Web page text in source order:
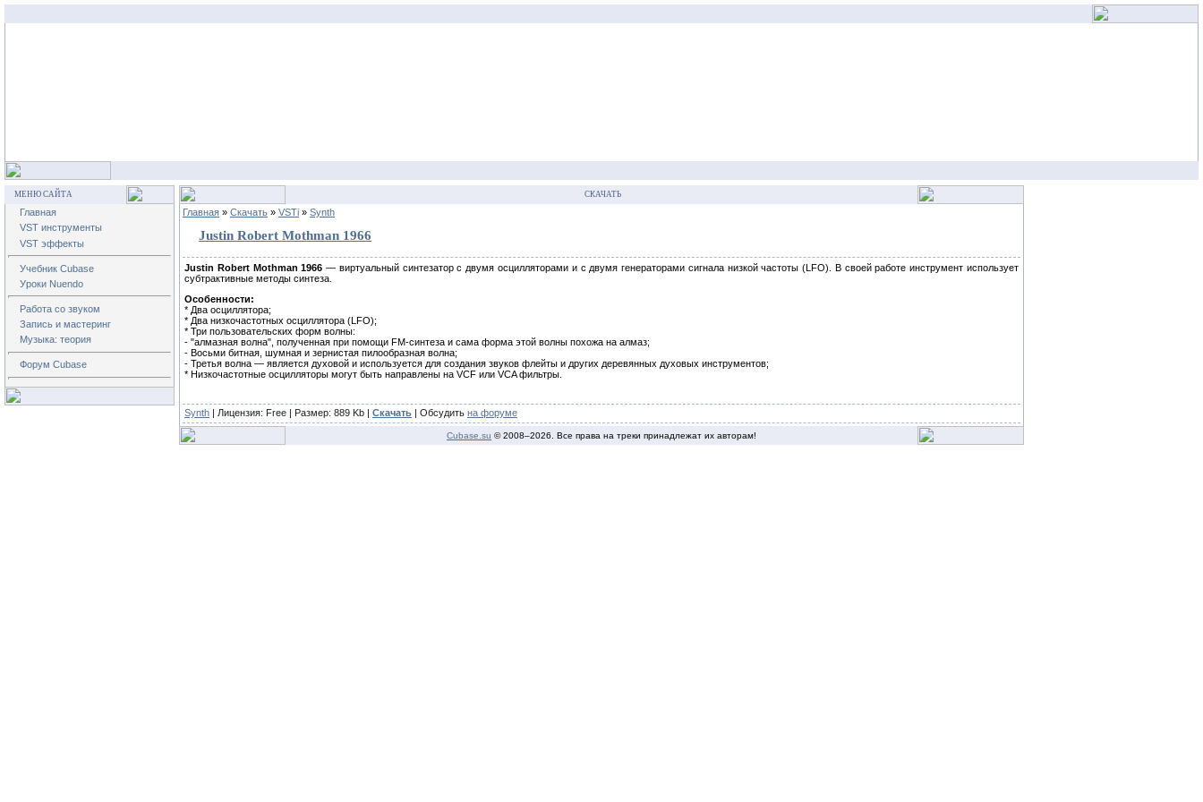
МЕНЮ САЙТА
Главная
VST инструменты
VST эффекты
Учебник Cubase
Уроки Nuendo
Работа со звуком
Запись и мастеринг
Музыка: теория
Форум Cubase
СКАЧАТЬ
Главная » Скачать » VSTi » Synth
Justin Robert Mothman 1966
Justin Robert Mothman 1966 — виртуальный синтезатор с двумя осцилляторами и с двумя генераторами сигнала низкой частоты (LFO). В своей работе инструмент использует
субтрактивные методы синтеза.
Особенности:
* Два осциллятора;
* Два низкочастотных осциллятора (LFO);
* Три пользовательских форм волны:
- "алмазная волна", полученная при помощи FM-синтеза и сама форма этой волны похожа на алмаз;
- Восьми битная, шумная и зернистая пилообразная волна;
- Третья волна — является духовой и используется для создания звуков флейты и других деревянных духовых инструментов;
* Низкочастотные осцилляторы могут быть направлены на VCF или VCA фильтры.
Synth | Лицензия: Free | Размер: 889 Kb | Скачать | Обсудить на форуме
Cubase.su © 2008–2026. Все права на треки принадлежат их авторам!